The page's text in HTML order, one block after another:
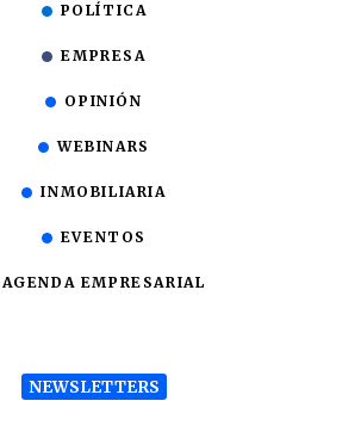
POLÍTICA
EMPRESA
OPINIÓN
WEBINARS
INMOBILIARIA
EVENTOS
AGENDA EMPRESARIAL
NEWSLETTERS